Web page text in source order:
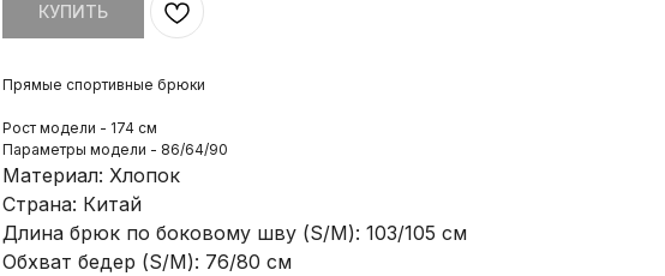
КУПИТЬ
Прямые спортивные брюки
Рост модели - 174 см
Параметры модели - 86/64/90
Материал: Хлопок
Страна: Китай
Длина брюк по боковому шву (S/M): 103/105 см
Обхват бедер (S/M): 76/80 см